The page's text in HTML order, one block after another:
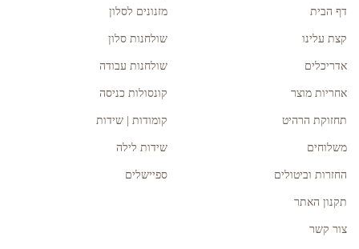
דף הבית
קצת עלינו
אדריכלים
אחריות מוצר
תחזוקת הרהיט
משלוחים
החזרות וביטולים
תקנון האתר
צור קשר
מזנונים לסלון
שולחנות סלון
שולחנות עבודה
קונסולות כניסה
קומודות | שידות
שידות לילה
ספיישלים